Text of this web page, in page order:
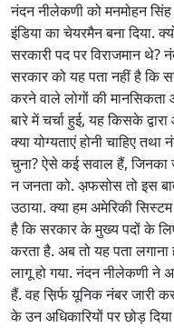
नंदन नीलेकणी को मनमोहन
इंडिया का चेयरमैन बना दिया.
सरकारी पद पर विराजमान थे?
सरकार को यह पता नहीं है कि
करने वाले लोगों की
बारे में चर्चा हुई, यह किसके
क्या योग्यताएं होनी चाहिए
चुना? ऐसे कई सवाल हैं, जिनका
न जनता को. अ़फसोस तो इस
उठाया. क्या हम अमेरिकी
है कि सरकार के मुख्य पदों के
करता है. अब तो यह पता
लागू हो गया. नंदन नीलेकणी ने
हैं. वह स़िर्फ यूनिक नंबर जारी
के उन अधिकारियों पर छोड़